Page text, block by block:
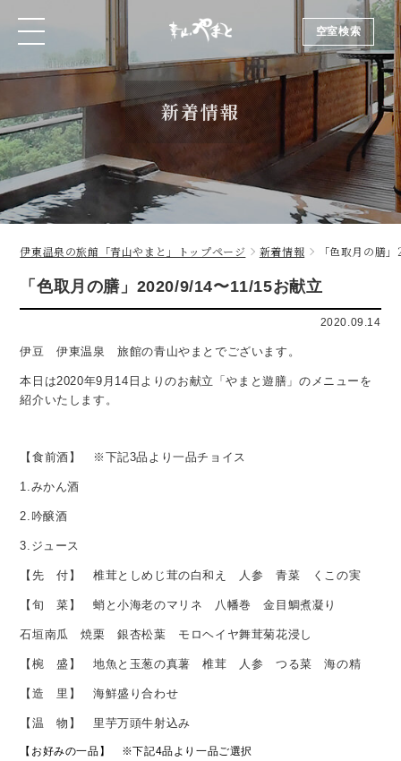
空室検索
空室検索
新着情報
伊東温泉の旅館「青山やまと」トップページ 新着情報 「色取月の膳
「色取月の膳」2020/9/14〜11/15お献立
2020.09.14
伊豆 伊東温泉 旅館の青山やまとでございます。
本日は2020年9月14日よりのお献立「やまと遊膳」のメニューを
紹介いたします。
【食前酒】 ※下記3品より一品チョイス
1.みかん酒
2.吟醸酒
3.ジュース
【先 付】 椎茸としめじ茸の白和え 人参 青菜 くこの実
【旬 菜】 蛸と小海老のマリネ 八幡巻 金目鯛煮凝り
石垣南瓜 焼栗 銀杏松葉 モロヘイヤ舞茸菊花浸し
【椀 盛】 地魚と玉葱の真薯 椎茸 人参 つる菜 海の精
【造 里】 海鮮盛り合わせ
【温 物】 里芋万頭牛射込み
【お好みの一品】 ※下記4品より一品ご選択